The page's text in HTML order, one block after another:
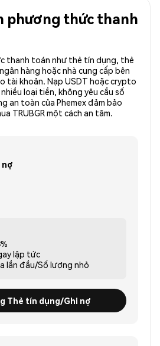
phương thức thanh
thanh toán như thẻ tín dụng, thẻ
hàng hoặc nhà cung cấp bên
tài khoản. Nạp USDT hoặc crypto
loại tiền, không yêu cầu số
an toàn của Phemex đảm bảo
TRUBGR một cách an tâm.
nợ
lập tức
lần đầu/Số lượng nhỏ
Thẻ tín dụng/Ghi nợ